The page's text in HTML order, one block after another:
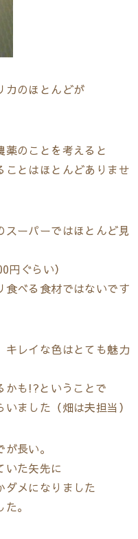
カのほとんどが
のことを考えると
ことはほとんどありませ
スーパーではほとんど見
円ぐらい）
食べる食材ではないです
キレイな色はとても魅力
かも!?ということで
いました（畑は夫担当）
長い。
いた矢先に
ダメになりました
。